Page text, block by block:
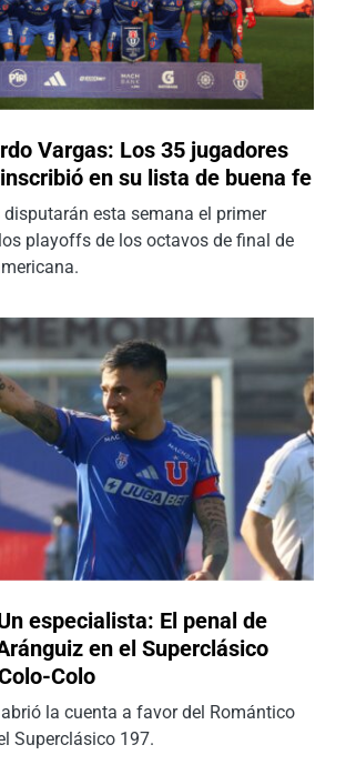
Vargas: Los 35 jugadores
en su lista de buena fe
disputarán esta semana el primer
playoffs de los octavos de final de
especialista: El penal de
en el Superclásico
Colo
la cuenta a favor del Romántico
Superclásico 197.